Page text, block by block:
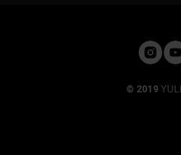
© 2019